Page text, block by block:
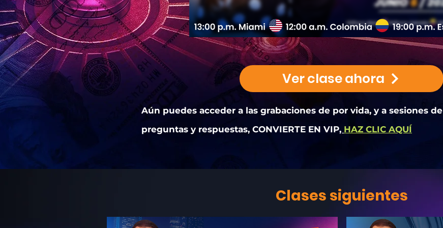
Ver clase ahora
Aún puedes acceder a las grabaciones de por vida, y a sesiones de
preguntas y respuestas, CONVIERTE EN VIP, HAZ CLIC AQUÍ
Clases siguientes